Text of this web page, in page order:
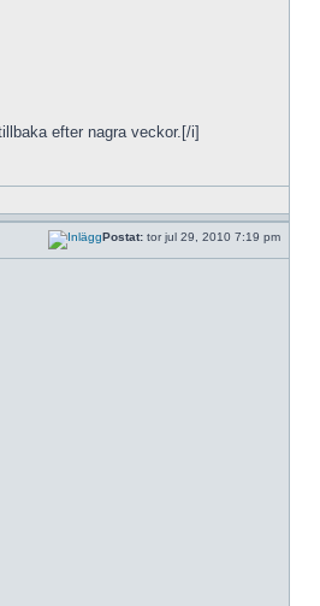
efter nagra veckor.[/i]
Postat: tor jul 29, 2010 7:19 pm